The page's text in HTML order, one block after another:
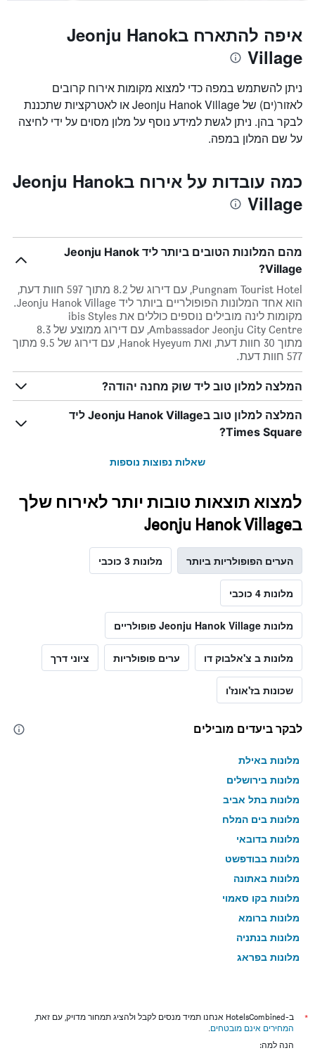
איפה להתארח בJeonju Hanok
Village
ניתן להשתמש במפה כדי למצוא מקומות אירוח קרובים
לאזור(ים) של Jeonju Hanok Village או לאטרקציות שתכננת
לבקר בהן. ניתן לגשת למידע נוסף על מלון מסוים על ידי לחיצה
על שם המלון במפה.
כמה עובדות על אירוח בJeonju Hanok
Village
מהם המלונות הטובים ביותר ליד Jeonju Hanok
Village?
Pungnam Tourist Hotel, עם דירוג של 8.2 מתוך 597 חוות דעת,
הוא אחד המלונות הפופולריים ביותר ליד Jeonju Hanok Village.
מקומות לינה מובילים נוספים כוללים את ibis Styles
Ambassador Jeonju City Centre, עם דירוג ממוצע של 8.3
מתוך 30 חוות דעת, ואת Hanok Hyeyum, עם דירוג של 9.5 מתוך
577 חוות דעת.
המלצה למלון טוב ליד שוק מחנה יהודה?
המלצה למלון טוב בJeonju Hanok Village ליד
Times Square?
שאלות נפוצות נוספות
למצוא תוצאות טובות יותר לאירוח שלך
בJeonju Hanok Village
הערים הפופולריות ביותר מלונות 3 כוכבי
מלונות 4 כוכבי
מלונות Jeonju Hanok Village פופולריים
מלונות ב צ'אלבוק דו ערים פופולריות ציוני דרך
שכונות בז'אונז'ו
לבקר ביעדים מובילים
מלונות באילת
מלונות בירושלים
מלונות בתל אביב
מלונות בים המלח
מלונות בדובאי
מלונות בבודפשט
מלונות באתונה
מלונות בקו סאמוי
מלונות ברומא
מלונות בנתניה
מלונות בפראג
מלונות בניו יורק
מלונות בבנגקוק
*
ב-HotelsCombined אנחנו תמיד מנסים לקבל ולהציג תמחור מדויק, עם זאת,
המחירים אינם מובטחים.
הנה למה: